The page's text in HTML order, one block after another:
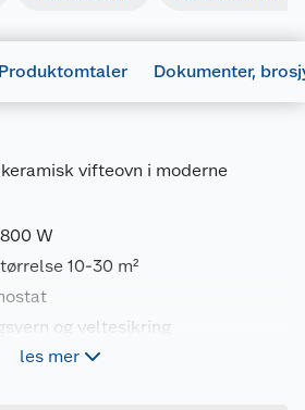
Produktomtaler Dokumenter,
vifteovn i moderne
W
10-30 m²
og veltesikring
les mer
7090019822666
CUS1800MECW